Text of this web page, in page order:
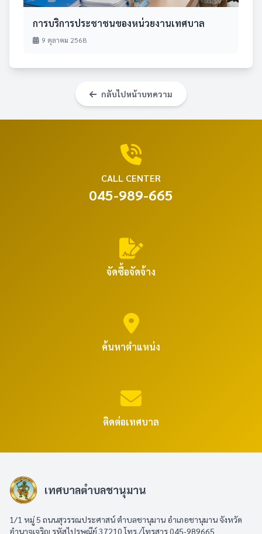
การบริการประชาชนของหน่วยงานเทศบาล
9 ตุลาคม 2568
กลับไปหน้าบทความ
CALL CENTER
045-989-665
จัดซื้อจัดจ้าง
ค้นหาตำแหน่ง
ติดต่อเทศบาล
เทศบาลตำบลชานุมาน
1/1 หมู่ 5 ถนนสุวรรณประศาสน์ ตำบลชานุมาน อำเภอชานุมาน จังหวัด
อำนาจเจริญ รหัสไปรษณีย์ 37210 โทร./โทรสาร 045-989665